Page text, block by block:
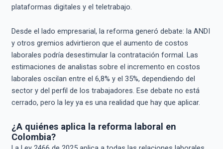
plataformas digitales y el teletrabajo.
Desde el lado empresarial, la reforma generó debate: la ANDI
y otros gremios advirtieron que el aumento de costos
laborales podría desestimular la contratación formal. Las
estimaciones de analistas sobre el incremento en costos
laborales oscilan entre el 6,8% y el 35%, dependiendo del
sector y del perfil de los trabajadores. Ese debate no está
cerrado, pero la ley ya es una realidad que hay que aplicar.
¿A quiénes aplica la reforma laboral en
Colombia?